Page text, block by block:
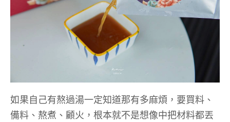
如果自己有熬過湯一定知道那有多麻煩，要買料、
備料、熬煮、顧火，根本就不是想像中把材料都丟